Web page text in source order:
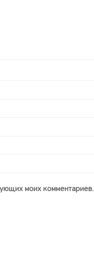
моих комментариев.